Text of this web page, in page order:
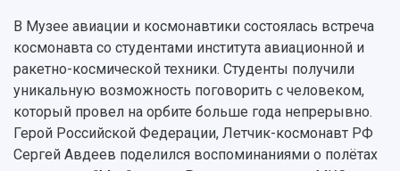
НАЗАД
Об университете
История
Новости
Главные новости
Образование
Почему я выбираю Самарский университет?
Научно-исследовательская деятельность
Основные научные направления
В Музее авиации и космонавтики состоялась встреча
космонавта со студентами института авиационной и
ракетно-космической техники. Студенты получили
уникальную возможность поговорить с человеком,
который провел на орбите больше года непрерывно.
Герой Российской Федерации, Летчик-космонавт РФ
Сергей Авдеев поделился воспоминаниями о полётах